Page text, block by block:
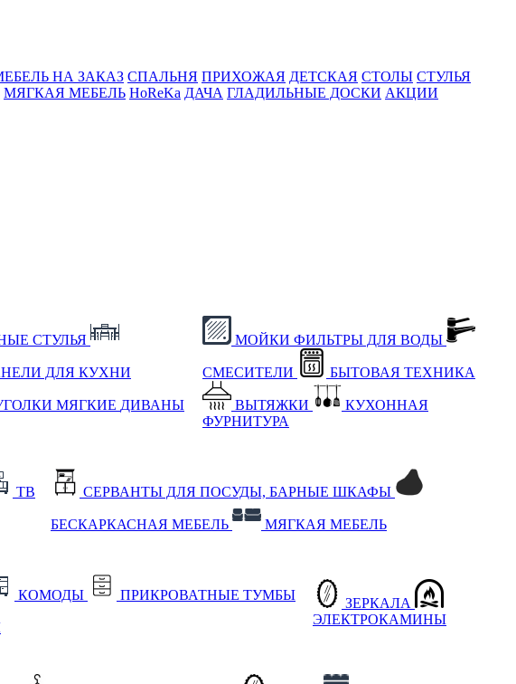
НА ЗАКАЗ СПАЛЬНЯ ПРИХОЖАЯ ДЕТСКАЯ СТОЛЫ СТУЛЬЯ
МЯГКАЯ МЕБЕЛЬ HoReKa ДАЧА ГЛАДИЛЬНЫЕ ДОСКИ АКЦИИ
СТУЛЬЯ
ДЛЯ КУХНИ
МЯГКИЕ ДИВАНЫ
МОЙКИ ФИЛЬТРЫ ДЛЯ ВОДЫ
СМЕСИТЕЛИ БЫТОВАЯ ТЕХНИКА
ВЫТЯЖКИ
КУХОННАЯ
ФУРНИТУРА
ТВ СЕРВАНТЫ ДЛЯ ПОСУДЫ, БАРНЫЕ ШКАФЫ
БЕСКАРКАСНАЯ МЕБЕЛЬ МЯГКАЯ МЕБЕЛЬ
КОМОДЫ ПРИКРОВАТНЫЕ ТУМБЫ
ЗЕРКАЛА
ЭЛЕКТРОКАМИНЫ